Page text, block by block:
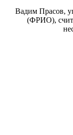
Вадим Прасов,
(ФРИО),